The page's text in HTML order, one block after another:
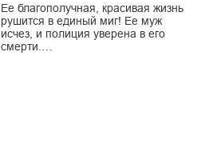
Ее благополучная, красивая жизнь
рушится в единый миг! Ее муж
исчез, и полиция уверена в его
смерти.…